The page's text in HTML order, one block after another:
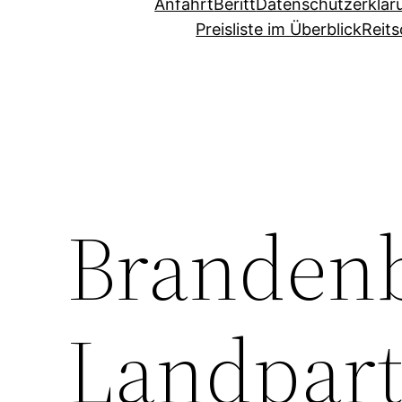
AnfahrtBeritt
Preisliste im Überblick